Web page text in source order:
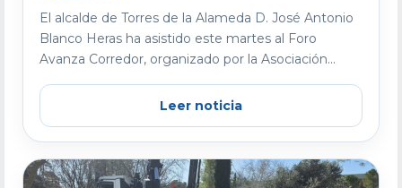
El alcalde de Torres de la Alameda D. José Antonio
Blanco Heras ha asistido este martes al Foro
Avanza Corredor, organizado por la Asociación...
Leer noticia